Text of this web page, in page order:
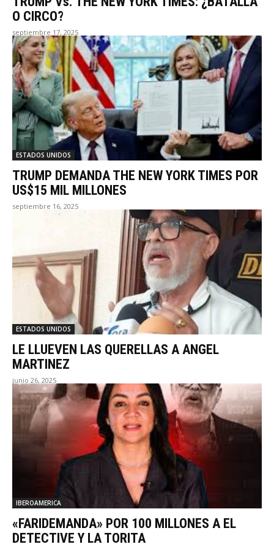
O CIRCO?
septiembre 17, 2025
ESTADOS UNIDOS
TRUMP DEMANDA THE NEW YORK TIMES POR
US$15 MIL MILLONES
septiembre 16, 2025
ESTADOS UNIDOS
LE LLUEVEN LAS QUERELLAS A ANGEL
MARTINEZ
junio 26, 2025
IBEROAMERICA
«FARIDEMANDA» POR 100 MILLONES A EL
DETECTIVE Y LA TORITA